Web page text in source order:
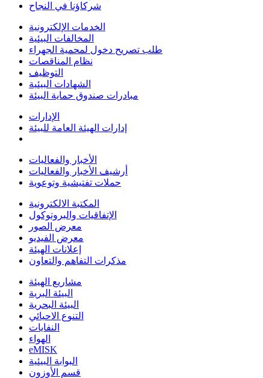
شركاؤنا في النجاح
الخدمات الإلكترونية
المخالفات البيئية
طلب تصريح دخول لمحمية الجهراء
نظام المناقصات
التوظيف
الشهادات البيئية
مبادرات صندوق حماية البيئة
الإدارات
إدارات الهيئة العامة للبيئة
الأخبار والفعاليات
أرشيف الأخبار والفعاليات
حملات تفتيشية وتوعوية
المكتبة الالكترونية
الإتفاقيات والبروتوكول
معرض الصور
معرض الفيديو
إعلانات الهيئة
مذكرات التفاهم والتعاون
مشاريع الهيئة
البيئة البرية
البيئة البحرية
التنوع الاحيائي
النفايات
الهواء
eMISK
البوابة البيئية
قسم الأوزون